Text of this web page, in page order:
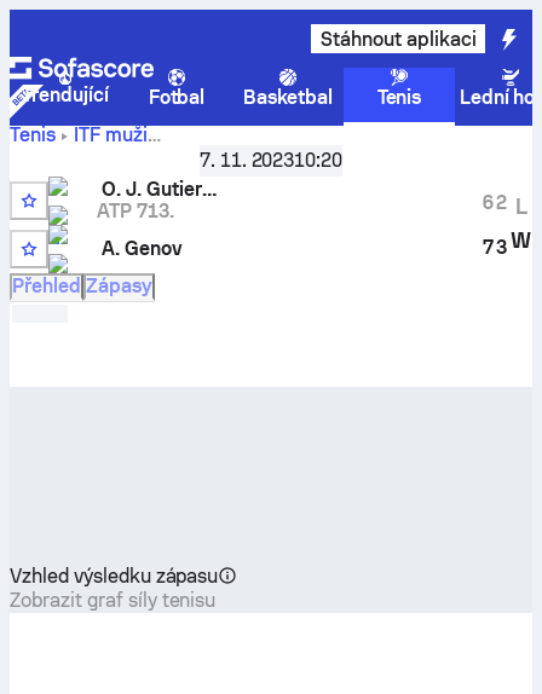
Stáhnout aplikaci
Trendující Fotbal Basketbal Tenis
Lední
Tenis
ITF muži
Benicarlo, Singles Qualifying, M-ITF-ESP-37A
Jose Gutierrez vsAnthony Genov
výsledků
7. 11. 202310:20
5
O. J. Gutierrez
ATP 713.
16
A. Genov
6
7
2
3
L
W
Přehled Zápasy
Vzhled výsledku zápasu
Zobrazit graf síly tenisu